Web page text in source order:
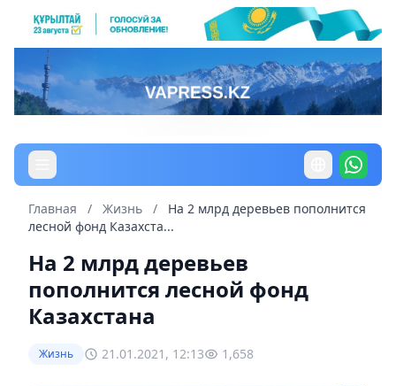
Главная / Жизнь /
На 2 млрд деревьев пополнится
лесной фонд Казахста...
На 2 млрд деревьев
пополнится лесной фонд
Казахстана
Жизнь 21.01.2021, 12:13 1,658